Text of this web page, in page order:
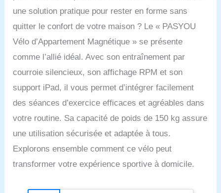
une solution pratique pour rester en forme sans
quitter le confort de votre maison ? Le « PASYOU
Vélo d’Appartement Magnétique » se présente
comme l’allié idéal. Avec son entraînement par
courroie silencieux, son affichage RPM et son
support iPad, il vous permet d’intégrer facilement
des séances d’exercice efficaces et agréables dans
votre routine. Sa capacité de poids de 150 kg assure
une utilisation sécurisée et adaptée à tous.
Explorons ensemble comment ce vélo peut
transformer votre expérience sportive à domicile.